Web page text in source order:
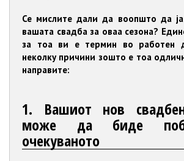
Се мислите дали да воопшто да ја
вашата свадба за оваа сезона?
за тоа ви е термин во работен
неколку причини зошто е тоа
направите:
1. Вашиот нов
може да биде
очекуваното